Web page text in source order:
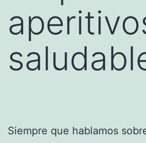
Siempre que hablamos